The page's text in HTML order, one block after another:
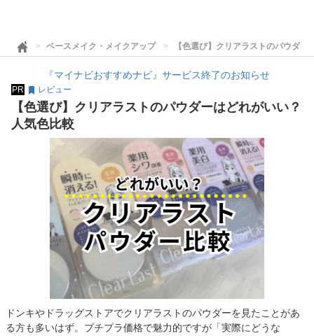
ベースメイク・メイクアップ 【色選び】クリアラストのパウダ
『マイナビおすすめナビ』サービス終了のお知らせ
PR レビュー
【色選び】クリアラストのパウダーはどれがいい？
人気色比較
ドンキやドラッグストアでクリアラストのパウダーを見たことがあ
る方も多いはず。プチプラ価格で魅力的ですが「実際にどうな